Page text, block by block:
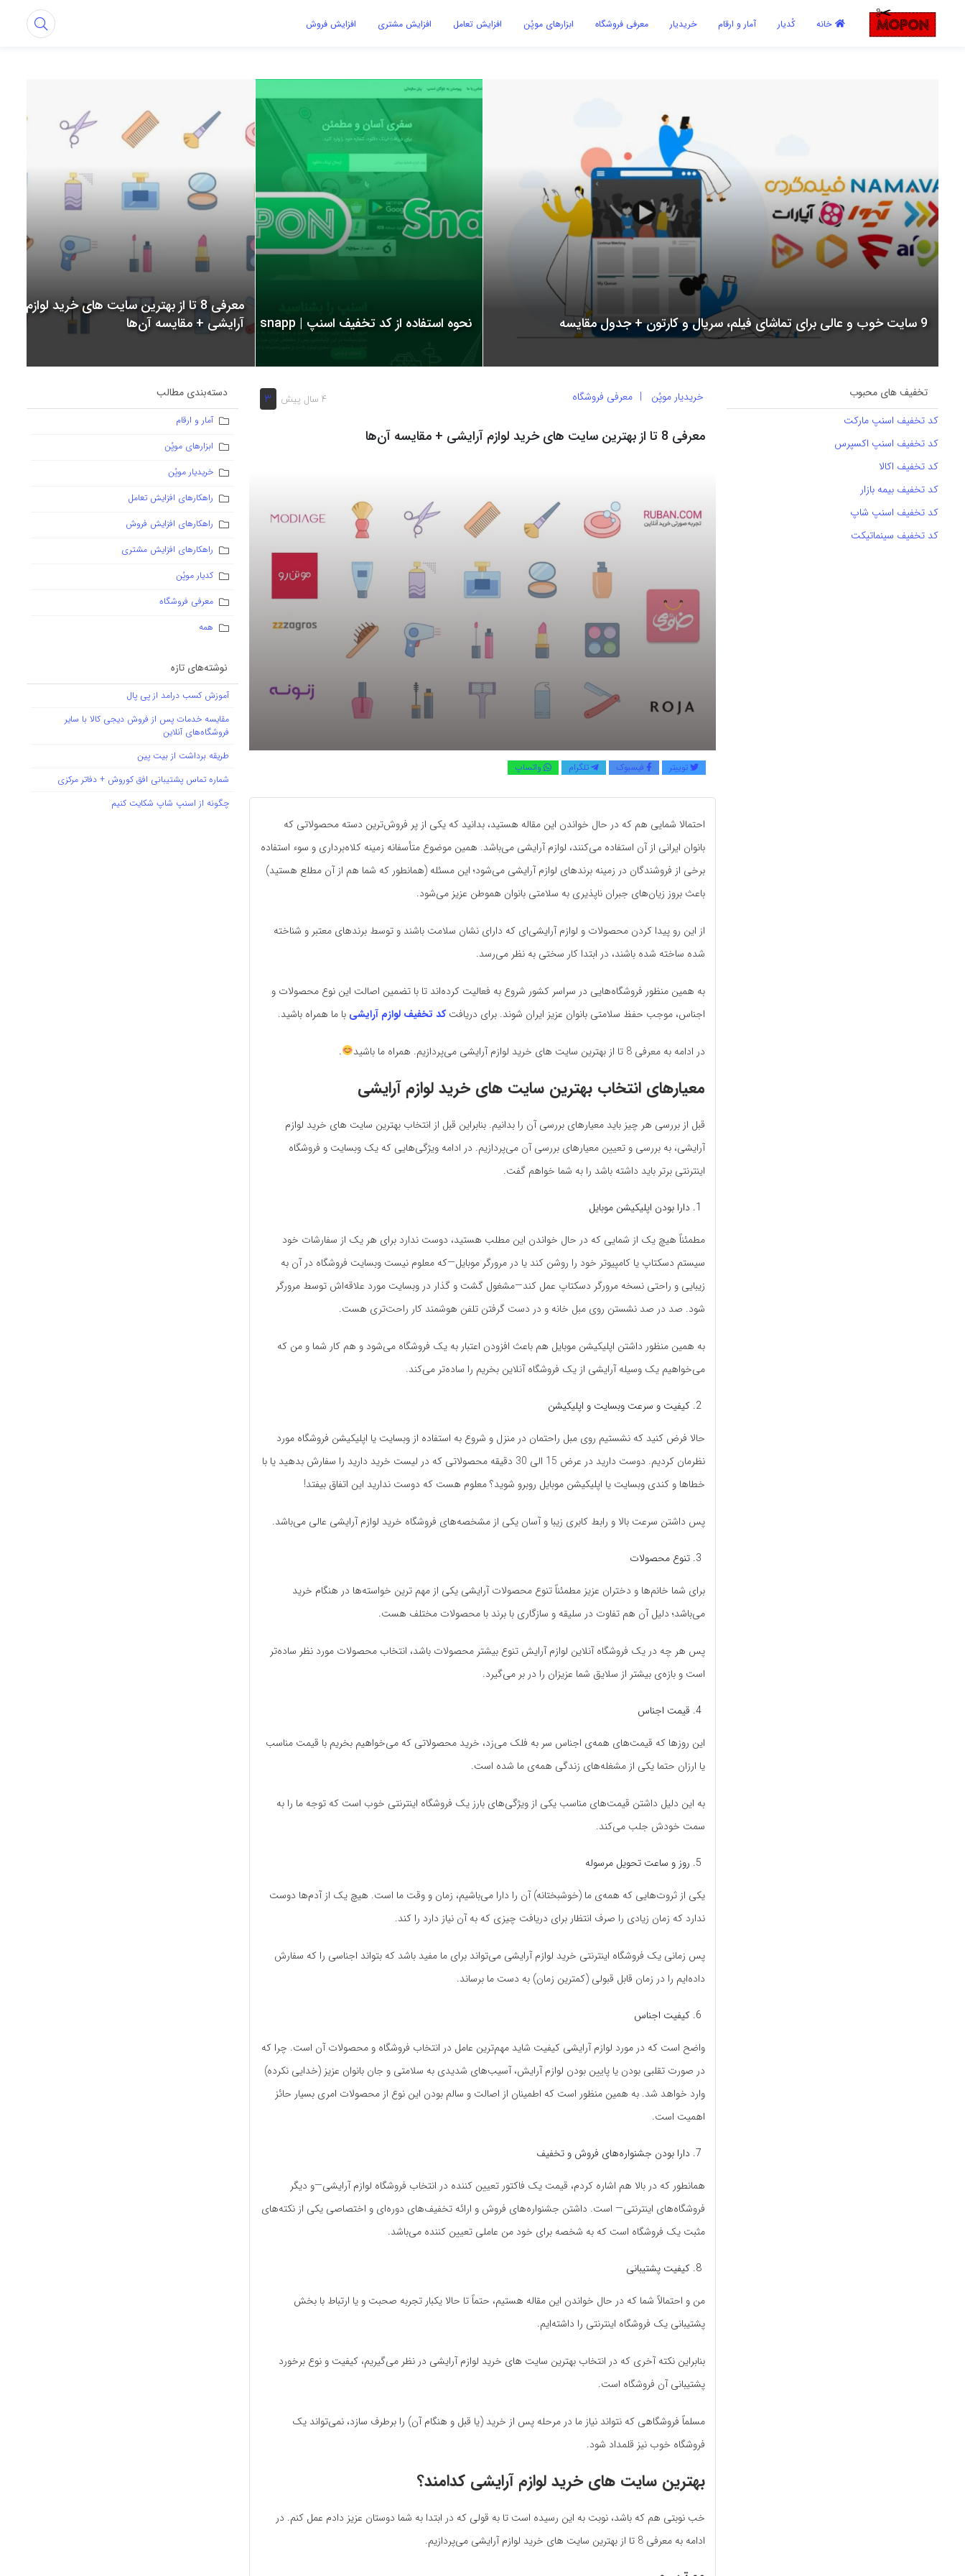
خانه کُدیار آمار و ارقام خریدیار معرفی فروشگاه ابزارهای موپُن افزایش تعامل افزایش مشتری افزایش فروش اشتراک گذاری
9 سایت خوب و عالی برای تماشای فیلم، سریال و کارتون + جدول مقایسه نحوه استفاده از کد تخفیف اسنپ | snapp
معرفی 8 تا از بهترین سایت های خرید لوازم
آرایشی + مقایسه آن‌ها
تخفیف های محبوب
کد تخفیف اسنپ مارکت
کد تخفیف اسنپ اکسپرس
کد تخفیف اکالا
کد تخفیف بیمه بازار
کد تخفیف اسنپ شاپ
کد تخفیف سینماتیکت
4 سال پیش 3 خریدیار موپُن معرفی فروشگاه
معرفی 8 تا از بهترین سایت های خرید لوازم آرایشی + مقایسه آن‌ها
توییتر فیسبوک تلگرام واتساپ
احتمالا شمایی هم که در حال خواندن این مقاله هستید، بدانید که یکی از پر فروش‌ترین دسته محصولاتی که
بانوان ایرانی از آن استفاده می‌کنند، لوازم آرایشی می‌باشد. همین موضوع متأسفانه زمینه کلاه‌برداری و سوء استفاده
برخی از فروشندگان در زمینه برندهای لوازم آرایشی می‌شود؛ این مسئله (همانطور که شما هم از آن مطلع هستید)
باعث بروز زیان‌های جبران ناپذیری به سلامتی بانوان هموطن عزیز می‌شود.
از این رو پیدا کردن محصولات و لوازم آرایشی‌ای که دارای نشان سلامت باشند و توسط برندهای معتبر و شناخته
شده ساخته شده باشند، در ابتدا کار سختی به نظر می‌رسد.
به همین منظور فروشگاه‌هایی در سراسر کشور شروع به فعالیت کرده‌اند تا با تضمین اصالت این نوع محصولات و
اجناس، موجب حفظ سلامتی بانوان عزیز ایران شوند. برای دریافتکد تخفیف لوازم آرایشی با ما همراه باشید.
در ادامه به معرفی 8 تا از بهترین سایت های خرید لوازم آرایشی می‌پردازیم. همراه ما باشید .
معیارهای انتخاب بهترین سایت های خرید لوازم آرایشی
قبل از بررسی هر چیز باید معیارهای بررسی آن را بدانیم. بنابراین قبل از انتخاب بهترین سایت های خرید لوازم
آرایشی، به بررسی و تعیین معیارهای بررسی آن می‌پردازیم. در ادامه ویژگی‌هایی که یک وبسایت و فروشگاه
اینترنتی برتر باید داشته باشد را به شما خواهم گفت.
دارا بودن اپلیکیشن موبایل
مطمئناً هیچ یک از شمایی که در حال خواندن این مطلب هستید، دوست ندارد برای هر یک از سفارشات خود
سیستم دسکتاپ یا کامپیوتر خود را روشن کند یا در مرورگر موبایل—که معلوم نیست وبسایت فروشگاه در آن به
زیبایی و راحتی نسخه مرورگر دسکتاپ عمل کند—مشغول گشت و گذار در وبسایت مورد علاقه‌اش توسط مرورگر
شود. صد در صد نشستن روی مبل خانه و در دست گرفتن تلفن هوشمند کار راحت‌تری هست.
به همین منظور داشتن اپلیکیشن موبایل هم باعث افزودن اعتبار به یک فروشگاه می‌شود و هم کار شما و من که
می‌خواهیم یک وسیله آرایشی از یک فروشگاه آنلاین بخریم را ساده‌تر می‌کند.
کیفیت و سرعت وبسایت و اپلیکیشن
حالا فرض کنید که نشستیم روی مبل راحتمان در منزل و شروع به استفاده از وبسایت یا اپلیکیشن فروشگاه مورد
نظرمان کردیم. دوست دارید در عرض 15 الی 30 دقیقه محصولاتی که در لیست خرید دارید را سفارش بدهید یا با
خطاها و کندی وبسایت یا اپلیکیشن موبایل روبرو شوید؟ معلوم هست که دوست ندارید این اتفاق بیفتد!
پس داشتن سرعت بالا و رابط کابری زیبا و آسان یکی از مشخصه‌های فروشگاه خرید لوازم آرایشی عالی می‌باشد.
تنوع محصولات
برای شما خانم‌ها و دختران عزیز مطمئناً تنوع محصولات آرایشی یکی از مهم ترین خواسته‌ها در هنگام خرید
می‌باشد؛ دلیل آن هم تفاوت در سلیقه و سازگاری با برند با محصولات مختلف هست.
پس هر چه در یک فروشگاه آنلاین لوازم آرایش تنوع بیشتر محصولات باشد، انتخاب محصولات مورد نظر ساده‌تر
است و بازه‌ی بیشتر از سلایق شما عزیزان را در بر می‌گیرد.
قیمت اجناس
این روزها که قیمت‌های همه‌ی اجناس سر به فلک می‌زد، خرید محصولاتی که می‌خواهیم بخریم با قیمت مناسب
یا ارزان حتما یکی از مشغله‌های زندگی همه‌ی ما شده است.
به این دلیل داشتن قیمت‌های مناسب یکی از ویژگی‌های بارز یک فروشگاه اینترنتی خوب است که توجه ما را به
سمت خودش جلب می‌کند.
روز و ساعت تحویل مرسوله
یکی از ثروت‌هایی که همه‌ی ما (خوشبختانه) آن را دارا می‌باشیم، زمان و وقت ما است. هیچ یک از آدم‌ها دوست
ندارد که زمان زیادی را صرف انتظار برای دریافت چیزی که به آن نیاز دارد را کند.
پس زمانی یک فروشگاه اینترنتی خرید لوازم آرایشی می‌تواند برای ما مفید باشد که بتواند اجناسی را که سفارش
داده‌ایم را در زمان قابل قبولی (کمترین زمان) به دست ما برساند.
کیفیت اجناس
واضح است که در مورد لوازم آرایشی کیفیت شاید مهم‌ترین عامل در انتخاب فروشگاه و محصولات آن است. چرا که
در صورت تقلبی بودن یا پایین بودن لوازم آرایش، آسیب‌های شدیدی به سلامتی و جان بانوان عزیز (خدایی نکرده)
وارد خواهد شد. به همین منظور است که اطمینان از اصالت و سالم بودن این نوع از محصولات امری بسیار حائز
اهمیت است.
دارا بودن جشنواره‌های فروش و تخفیف
همانطور که در بالا هم اشاره کردم، قیمت یک فاکتور تعیین کننده در انتخاب فروشگاه لوازم آرایشی—و دیگر
فروشگاه‌های اینترنتی— است. داشتن جشنواره‌های فروش و ارائه تخفیف‌های دوره‌ای و اختصاصی یکی از نکته‌های
مثبت یک فروشگاه است که به شخصه برای خود من عاملی تعیین کننده می‌باشد.
کیفیت پشتیبانی
من و احتمالاً شما که در حال خواندن این مقاله هستیم، حتماً تا حالا یکبار تجربه صحبت و یا ارتباط با بخش
پشتیبانی یک فروشگاه اینترنتی را داشته‌ایم.
بنابراین نکته آخری که در انتخاب بهترین سایت های خرید لوازم آرایشی در نظر می‌گیریم، کیفیت و نوع برخورد
پشتیبانی آن فروشگاه است.
مسلماً فروشگاهی که نتواند نیاز ما در مرحله پس از خرید (یا قبل و هنگام آن) را برطرف سازد، نمی‌تواند یک
فروشگاه خوب نیز قلمداد شود.
بهترین سایت های خرید لوازم آرایشی کدامند؟
خب نوبتی هم که باشد، نوبت به این رسیده است تا به قولی که در ابتدا به شما دوستان عزیز دادم عمل کنم. در
ادامه به معرفی 8 تا از بهترین سایت های خرید لوازم آرایشی می‌پردازیم.
دسته‌بندی مطالب
آمار و ارقام
ابزارهای موپُن
خریدیار موپُن
راهکارهای افزایش تعامل
راهکارهای افزایش فروش
راهکارهای افزایش مشتری
کدیار موپُن
معرفی فروشگاه
همه
نوشته‌های تازه
آموزش کسب درامد از پی پال
مقایسه خدمات پس از فروش دیجی کالا با سایر
فروشگاه‌های آنلاین
طریقه برداشت از بیت پین
شماره تماس پشتیبانی افق کوروش + دفاتر مرکزی
چگونه از اسنپ شاپ شکایت کنیم